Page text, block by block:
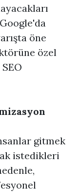
öne
özel
gitmek
istedikleri